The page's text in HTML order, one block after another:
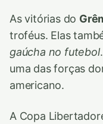
As vitórias do
troféus. Elas
gaúcha no futebol
uma das forças
americano.
A Copa